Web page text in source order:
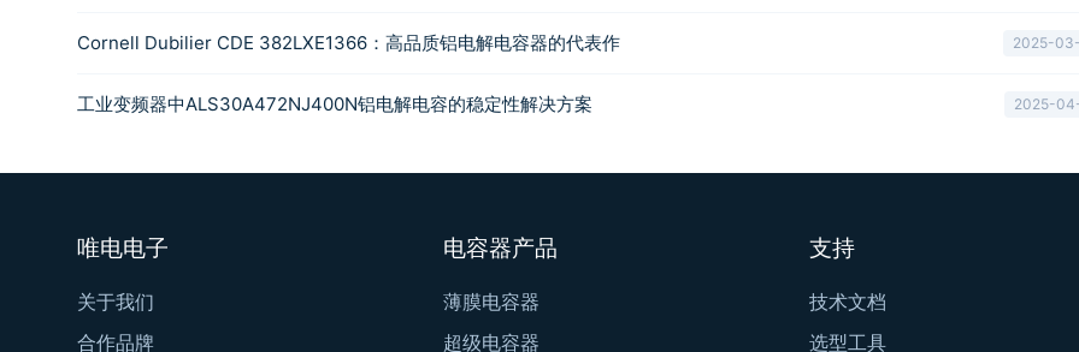
Cornell Dubilier CDE 382LXE1366：高品质铝电解电容器的代表作 2025-
工业变频器中ALS30A472NJ400N铝电解电容的稳定性解决方案 2025-
唯电电子
关于我们
合作品牌
电容器产品
薄膜电容器
超级电容器
支持
技术文档
选型工具